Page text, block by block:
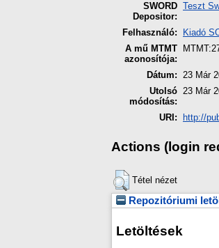
SWORD
Depositor:
Teszt
Felhasználó:
Kiadó
A mű MTMT
azonosítója:
Dátum: 23 Már
Utolsó
módosítás:
23 Már
URI: http://
Actions (login
Tétel nézet
Repozitóriumi
Letöltések